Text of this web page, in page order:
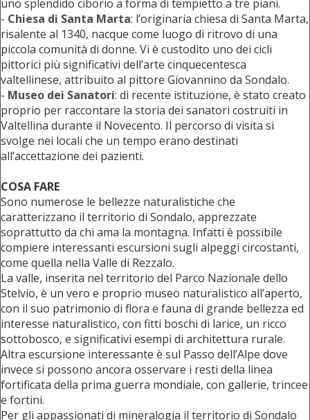
uno splendido ciborio a forma di tempietto a tre piani.
- Chiesa di Santa Marta: l’originaria chiesa di Santa Marta,
risalente al 1340, nacque come luogo di ritrovo di una
piccola comunità di donne. Vi è custodito uno dei cicli
pittorici più significativi dell’arte cinquecentesca
valtellinese, attribuito al pittore Giovannino da Sondalo.
- Museo dei Sanatori: di recente istituzione, è stato creato
proprio per raccontare la storia dei sanatori costruiti in
Valtellina durante il Novecento. Il percorso di visita si
svolge nei locali che un tempo erano destinati
all’accettazione dei pazienti.
COSA FARE
Sono numerose le bellezze naturalistiche che
caratterizzano il territorio di Sondalo, apprezzate
soprattutto da chi ama la montagna. Infatti è possibile
compiere interessanti escursioni sugli alpeggi circostanti,
come quella nella Valle di Rezzalo.
La valle, inserita nel territorio del Parco Nazionale dello
Stelvio, è un vero e proprio museo naturalistico all’aperto,
con il suo patrimonio di flora e fauna di grande bellezza ed
interesse naturalistico, con fitti boschi di larice, un ricco
sottobosco, e significativi esempi di architettura rurale.
Altra escursione interessante è sul Passo dell’Alpe dove
invece si possono ancora osservare i resti della linea
fortificata della prima guerra mondiale, con gallerie, trincee
e fortini.
Per gli appassionati di mineralogia il territorio di Sondalo